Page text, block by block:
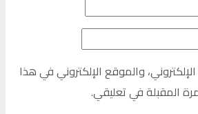
والموقع الإلكتروني في هذا
المقبلة في تعليقي.